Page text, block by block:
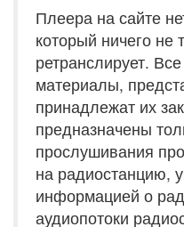
Плеера на сайте
который ничего не
ретранслирует.
материалы,
принадлежат их
предназначены
прослушивания
на радиостанцию,
информацией о
аудиопотоки